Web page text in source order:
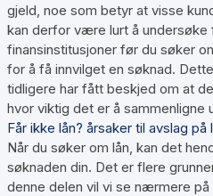
gjeld, noe som betyr at visse
kan derfor være lurt å undersøke
finansinstitusjoner før du søker
for å få innvilget en søknad.
tidligere har fått beskjed om at
hvor viktig det er å sammenligne
Får ikke lån? årsaker til avslag på
Når du søker om lån, kan det
søknaden din. Det er flere
denne delen vil vi se nærmere på